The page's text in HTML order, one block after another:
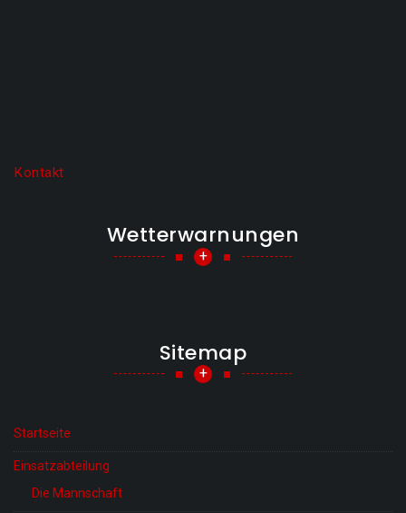
Kontakt
Wetterwarnungen
+
Sitemap
+
Startseite
Einsatzabteilung
Die Mannschaft